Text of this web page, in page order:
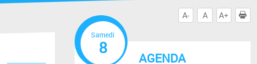
A- A A+
AGENDA
Samedi
8